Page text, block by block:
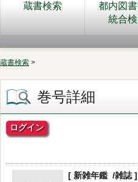
蔵書検索
都内図
統合
蔵書検索 >
巻号詳細
ログイン
[ 新雑年鑑 /雑誌